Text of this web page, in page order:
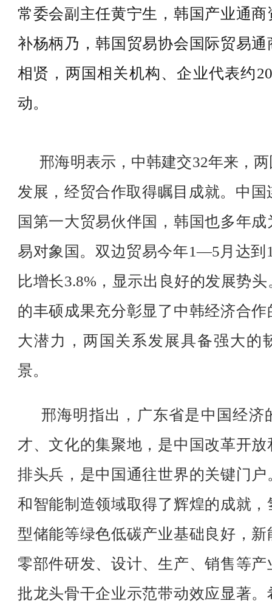
常委会副主任黄宁生，韩国产业通
补杨柄乃，韩国贸易协会国际贸易
相贤，两国相关机构、企业代表约
动。
邢海明表示，中韩建交32年来，
发展，经贸合作取得瞩目成就。中国
国第一大贸易伙伴国，韩国也多年
易对象国。双边贸易今年1—5月达到
比增长3.8%，显示出良好的发展势
的丰硕成果充分彰显了中韩经济合
大潜力，两国关系发展具备强大的
景。
邢海明指出，广东省是中国经济
才、文化的集聚地，是中国改革开
排头兵，是中国通往世界的关键门
和智能制造领域取得了辉煌的成就
型储能等绿色低碳产业基础良好，
零部件研发、设计、生产、销售等
批龙头骨干企业示范带动效应显著